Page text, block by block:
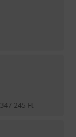
347 245 Ft